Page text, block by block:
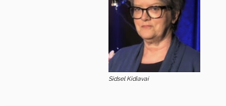
Sidsel Kidiavai